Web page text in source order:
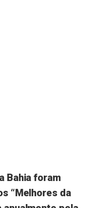
Bahia foram
“Melhores da